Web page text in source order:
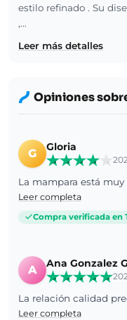
estilo refinado . Su
,…
Leer más detalles
Opiniones
G
Gloria
Leer completa
Compra verificada en
A
Ana Gonzalez
Leer completa